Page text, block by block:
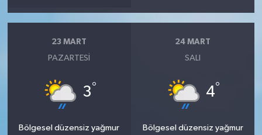
23 MART
PAZARTESI
3°
Bölgesel düzensiz yağmur
24 MART
SALI
4°
Bölgesel düzensiz yağmur